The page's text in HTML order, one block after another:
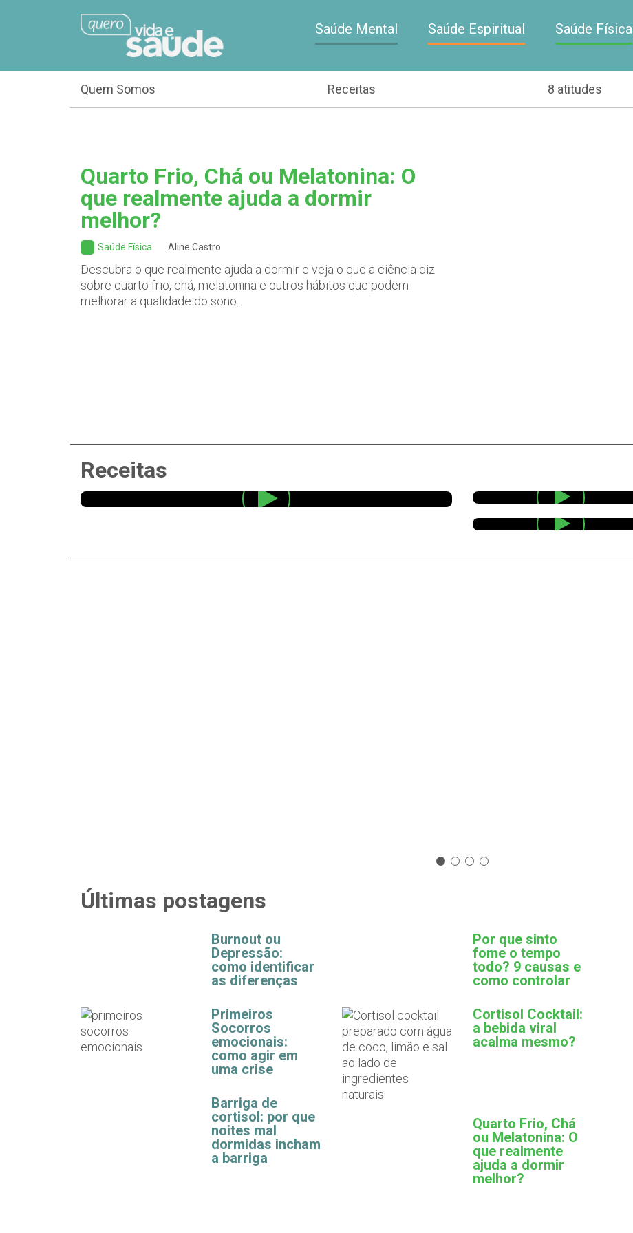
Saúde Mental Saúde Espiritual Saúde Física
Quem Somos Receitas 8 atitudes
Quarto Frio, Chá ou Melatonina: O
que realmente ajuda a dormir
melhor?
Saúde Física Aline Castro
Descubra o que realmente ajuda a dormir e veja o que a ciência diz
sobre quarto frio, chá, melatonina e outros hábitos que podem
melhorar a qualidade do sono.
Receitas
Últimas postagens
Burnout ou
Depressão:
como identificar
as diferenças
Primeiros
Socorros
emocionais:
como agir em
uma crise
Barriga de
cortisol: por que
noites mal
dormidas incham
a barriga
Por que sinto
fome o tempo
todo? 9 causas e
como controlar
Cortisol Cocktail:
a bebida viral
acalma mesmo?
Quarto Frio, Chá
ou Melatonina: O
que realmente
ajuda a dormir
melhor?